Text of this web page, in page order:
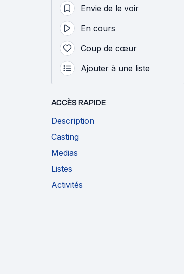
Envie de le voir
En cours
Coup de cœur
Ajouter à une liste
ACCÈS RAPIDE
Description
Casting
Medias
Listes
Activités